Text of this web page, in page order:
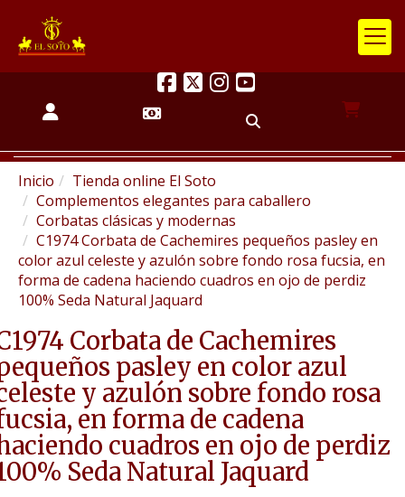
Inicio
Tienda online El Soto
Complementos elegantes para caballero
Corbatas clásicas y modernas
C1974 Corbata de Cachemires pequeños pasley en
color azul celeste y azulón sobre fondo rosa fucsia, en
forma de cadena haciendo cuadros en ojo de perdiz
100% Seda Natural Jaquard
Corbata de Cachemires
pasley en color azul
y azulón sobre fondo rosa
en forma de cadena
cuadros en ojo de perdiz
Seda Natural Jaquard